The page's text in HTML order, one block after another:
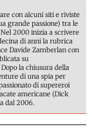
con alcuni siti e riviste
grande passione) tra le
2000 inizia a scrivere
di anni la rubrica
Davide Zamberlan con
su
la chiusura della
di una spia per
di supereroi
americane (Dick
dal 2006.